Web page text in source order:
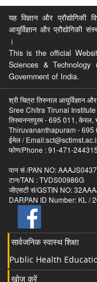
यह विज्ञान और
आयुर्विज्ञान और
।
This is the official
Sciences & Technology
Government of India.
श्री चित्रा तिरुनाल आयुर्विज्ञान
Sree Chitra Tirunal
तिरुवनन्तपुरम - 695 011, केरल,
Thiruvananthapuram - 695
ईमेल /
फोण/Phone : 91-471-
पान सं /PAN NO:
टान/TAN : TVDS00986G
जीएसटी सं/GSTIN NO:
DARPAN ID Number: KL /
सार्वजनिक स्वास्थ शिक्षा
Public Health
खोज करें